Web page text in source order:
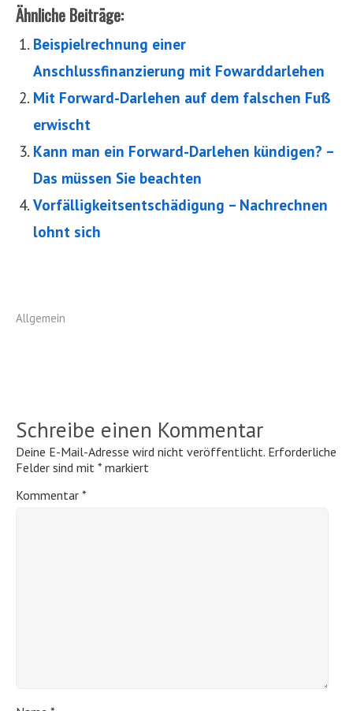
Ähnliche Beiträge:
Beispielrechnung einer
Anschlussfinanzierung mit Fowarddarlehen
Mit Forward-Darlehen auf dem falschen Fuß
erwischt
Kann man ein Forward-Darlehen kündigen? –
Das müssen Sie beachten
Vorfälligkeitsentschädigung – Nachrechnen
lohnt sich
Allgemein
Schreibe einen Kommentar
Deine E-Mail-Adresse wird nicht veröffentlicht. Erforderliche
Felder sind mit * markiert
Kommentar *